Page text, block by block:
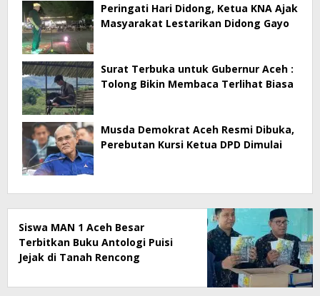
Peringati Hari Didong, Ketua KNA Ajak
Masyarakat Lestarikan Didong Gayo
Surat Terbuka untuk Gubernur Aceh :
Tolong Bikin Membaca Terlihat Biasa
Musda Demokrat Aceh Resmi Dibuka,
Perebutan Kursi Ketua DPD Dimulai
Siswa MAN 1 Aceh Besar
Terbitkan Buku Antologi Puisi
Jejak di Tanah Rencong